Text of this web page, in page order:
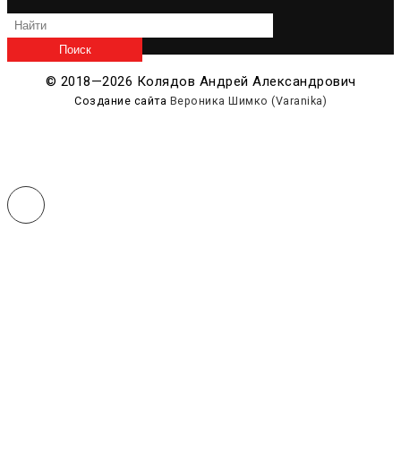
© 2018—2026 Колядов Андрей Александрович
Создание сайта Вероника Шимко (Varanika)